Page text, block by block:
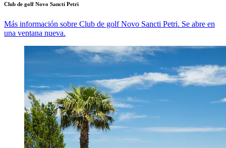
Club de golf Novo Sancti Petri
Más información sobre Club de golf Novo Sancti Petri. Se abre en
una ventana nueva.